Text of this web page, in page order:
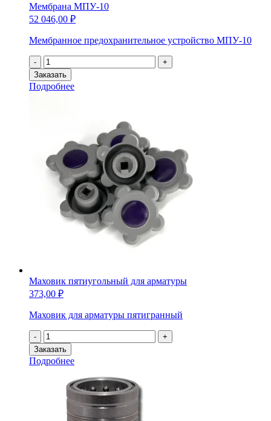
Мембрана МПУ-10
52 046,00 ₽
Мембранное предохранительное устройство МПУ-10
-
Количество
товара
Мембрана
МПУ-10
+
Заказать
Подробнее
Маховик пятиугольный для арматуры
373,00 ₽
Маховик для арматуры пятигранный
-
Количество
товара
Маховик
пятиугольный
арматуры
+
Заказать
Подробнее